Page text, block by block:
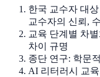
한국 교수자 대
교수자의 신뢰,
교육 단계별 차
차이 규명
종단 연구: 학문
AI 리터러시 교